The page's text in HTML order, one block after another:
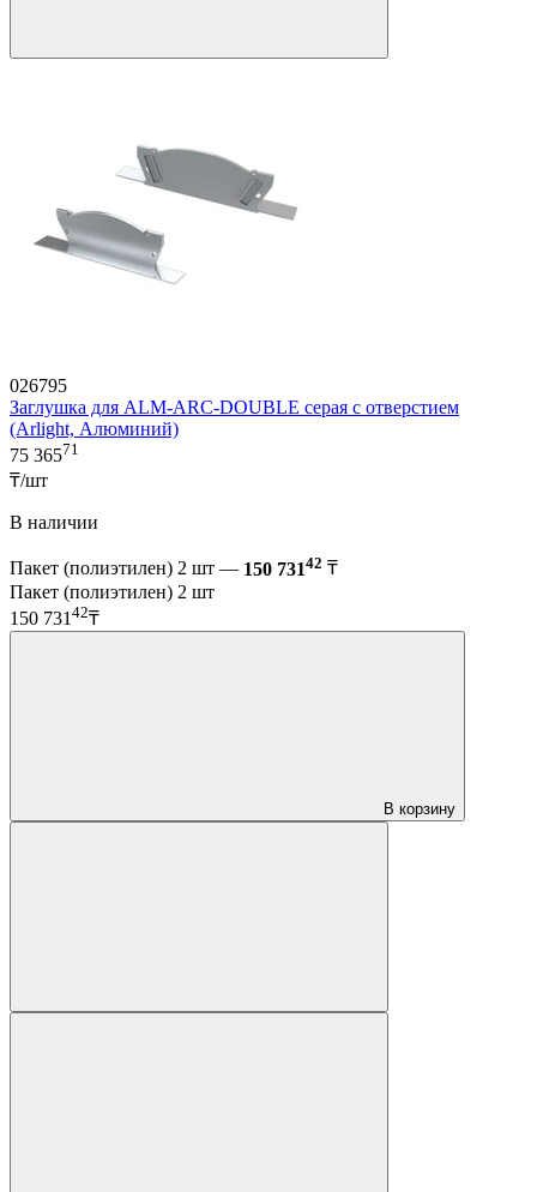
026795
Заглушка для ALM-ARC-DOUBLE серая с отверстием
(Arlight, Алюминий)
75 36571
₸/шт
В наличии
Пакет (полиэтилен) 2 шт — 150 73142 ₸
Пакет (полиэтилен) 2 шт
150 731 42₸
В корзину